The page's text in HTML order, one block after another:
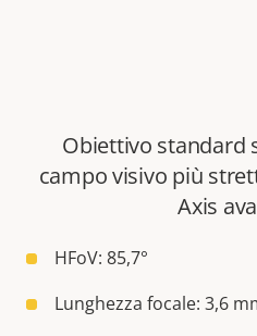
Obiettivo standard
campo visivo più
Axis
HFoV: 85,7°
Lunghezza focale: 3,6